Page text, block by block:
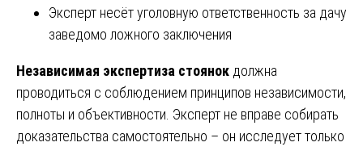
Эксперт несёт уголовную ответственность за дачу
заведомо ложного заключения
Независимая экспертиза стоянок должна
проводиться с соблюдением принципов независимости,
полноты и объективности. Эксперт не вправе собирать
доказательства самостоятельно – он исследует только